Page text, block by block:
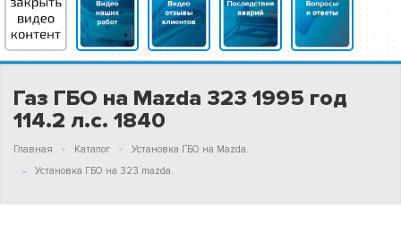
Газ ГБО на Mazda 323 1995 год
114.2 л.с. 1840
Главная Каталог
Установка ГБО на Mazda.
Установка ГБО на 323 mazda.